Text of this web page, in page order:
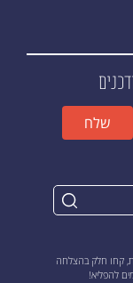
שלח
קחו חלק בהצלחה
להפליא!